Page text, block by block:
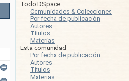
Todo DSpace
Comunidades & Colecciones
Por fecha de publicación
Autores
Títulos
Materias
Esta comunidad
Por fecha de publicación
Autores
Títulos
Materias